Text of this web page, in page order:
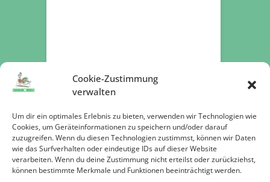
Cookie-Zustimmung
verwalten
Um dir ein optimales Erlebnis zu bieten, verwenden wir Technologien wie
Cookies, um Geräteinformationen zu speichern und/oder darauf
zuzugreifen. Wenn du diesen Technologien zustimmst, können wir Daten
wie das Surfverhalten oder eindeutige IDs auf dieser Website
verarbeiten. Wenn du deine Zustimmung nicht erteilst oder zurückziehst,
können bestimmte Merkmale und Funktionen beeinträchtigt werden.
Jetzt spenden